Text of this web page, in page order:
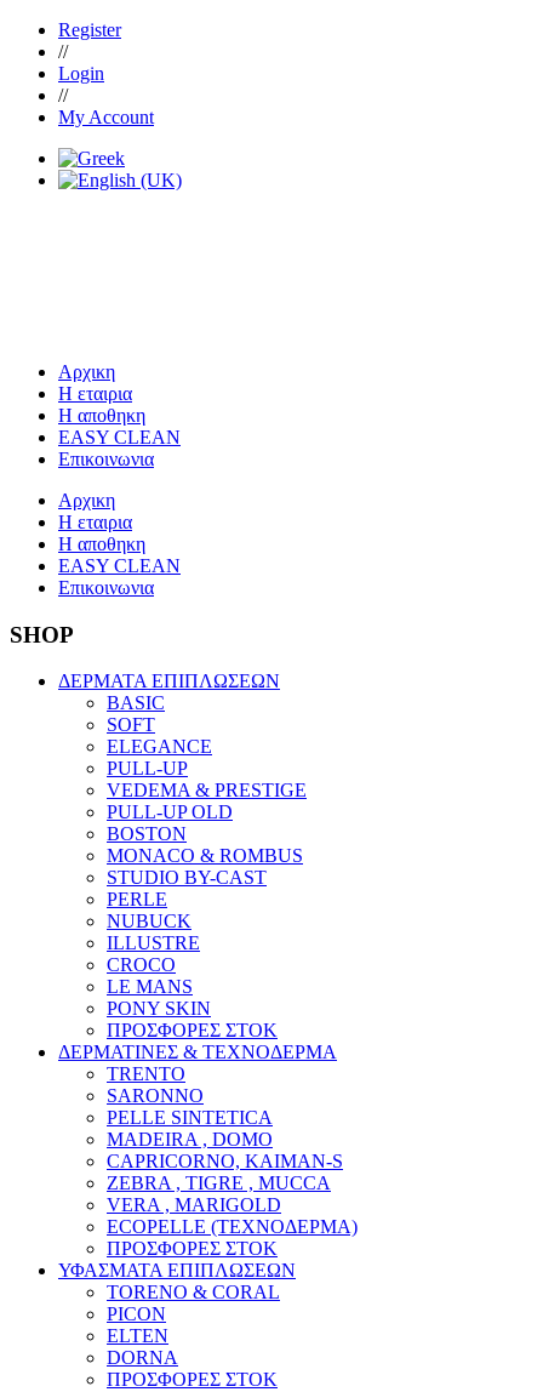
Register
//
Login
//
My Account
Αρχικη
Η εταιρια
Η αποθηκη
EASY CLEAN
Επικοινωνια
Αρχικη
Η εταιρια
Η αποθηκη
EASY CLEAN
Επικοινωνια
SHOP
ΔΕΡΜΑΤΑ ΕΠΙΠΛΩΣΕΩΝ
BASIC
SOFT
ELEGANCE
PULL-UP
VEDEMA & PRESTIGE
PULL-UP OLD
BOSTON
MONACO & ROMBUS
STUDIO BY-CAST
PERLE
NUBUCK
ILLUSTRE
CROCO
LE MANS
PONY SKIN
ΠΡΟΣΦΟΡΕΣ ΣΤΟΚ
ΔΕΡΜΑΤΙΝΕΣ & ΤΕΧΝΟΔΕΡΜΑ
TRENTO
SARONNO
PELLE SINTETICA
MADEIRA , DOMO
CAPRICORNO, KAIMAN-S
ZEBRA , TIGRE , MUCCA
VERA , MARIGOLD
ECOPELLE (ΤΕΧΝΟΔΕΡΜΑ)
ΠΡΟΣΦΟΡΕΣ ΣΤΟΚ
ΥΦΑΣΜΑΤΑ ΕΠΙΠΛΩΣΕΩΝ
TORENO & CORAL
PICON
ELTEN
DORNA
ΠΡΟΣΦΟΡΕΣ ΣΤΟΚ